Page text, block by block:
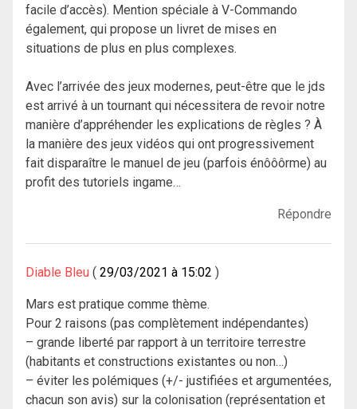
facile d’accès). Mention spéciale à V-Commando
également, qui propose un livret de mises en
situations de plus en plus complexes.
Avec l’arrivée des jeux modernes, peut-être que le jds
est arrivé à un tournant qui nécessitera de revoir notre
manière d’appréhender les explications de règles ? À
la manière des jeux vidéos qui ont progressivement
fait disparaître le manuel de jeu (parfois énôôôrme) au
profit des tutoriels ingame…
Répondre
Diable Bleu 29/03/2021 à 15:02
Mars est pratique comme thème.
Pour 2 raisons (pas complètement indépendantes)
– grande liberté par rapport à un territoire terrestre
(habitants et constructions existantes ou non…)
– éviter les polémiques (+/- justifiées et argumentées,
chacun son avis) sur la colonisation (représentation et